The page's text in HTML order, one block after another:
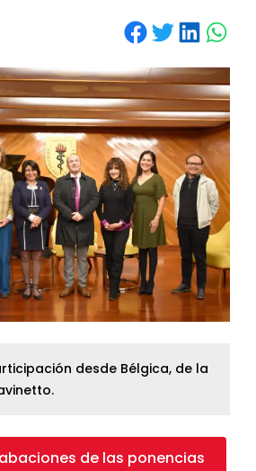
Share on Facebook Share on Twitter Share on LinkedIn Share on WhatsApp
desde Bélgica, de la
de las ponencias